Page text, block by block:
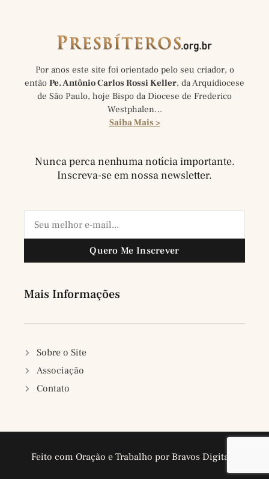
Por anos este site foi orientado pelo seu criador, o
então Pe. Antônio Carlos Rossi Keller, da Arquidiocese
de São Paulo, hoje Bispo da Diocese de Frederico
Westphalen…
Saiba Mais >
Nunca perca nenhuma notícia importante.
Inscreva-se em nossa newsletter.
Quero Me Inscrever
Mais Informações
Sobre o Site
Associação
Contato
Feito com Oração e Trabalho por Bravos Digitais.